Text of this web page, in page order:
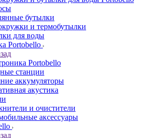
бутылки
и термобутылки
для воды
Portobello
Portobello
станции
аккумуляторы
акустика
и очистители
аксессуары